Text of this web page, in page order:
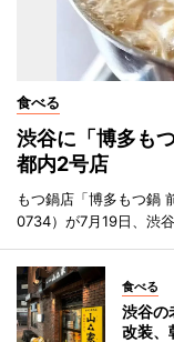
食べる
渋谷に「博多も
都内2号店
もつ鍋店「博多もつ鍋
0734）が7月19日、渋
食べる
渋谷の
改装、